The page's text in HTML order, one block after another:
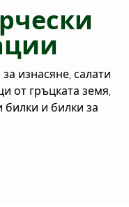
модел
Пресни плодове и
най-добрия